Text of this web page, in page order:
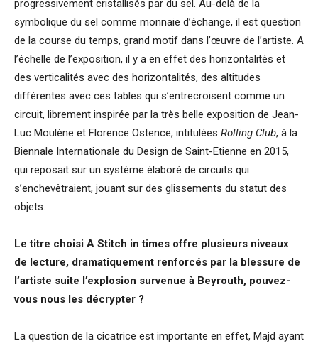
progressivement cristallisés par du sel. Au-delà de la
symbolique du sel comme monnaie d’échange, il est question
de la course du temps, grand motif dans l’œuvre de l’artiste. A
l’échelle de l’exposition, il y a en effet des horizontalités et
des verticalités avec des horizontalités, des altitudes
différentes avec ces tables qui s’entrecroisent comme un
circuit, librement inspirée par la très belle exposition de Jean-
Luc Moulène et Florence Ostence, intitulées Rolling Club, à la
Biennale Internationale du Design de Saint-Etienne en 2015,
qui reposait sur un système élaboré de circuits qui
s’enchevêtraient, jouant sur des glissements du statut des
objets.
Le titre choisi A Stitch in times offre plusieurs niveaux
de lecture, dramatiquement renforcés par la blessure de
l’artiste suite l’explosion survenue à Beyrouth, pouvez-
vous nous les décrypter ?
La question de la cicatrice est importante en effet, Majd ayant